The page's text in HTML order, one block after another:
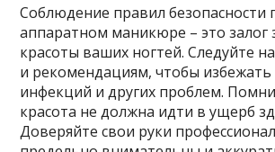
Соблюдение правил безопасности
аппаратном маникюре – это залог
красоты ваших ногтей. Следуйте
и рекомендациям, чтобы
инфекций и других проблем.
красота не должна идти в ущерб
Доверяйте свои руки